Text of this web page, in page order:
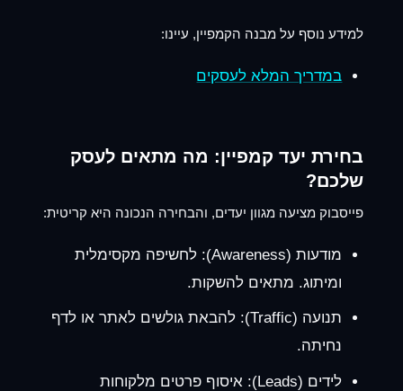
למידע נוסף על מבנה הקמפיין, עיינו:
במדריך המלא לעסקים
בחירת יעד קמפיין: מה מתאים לעסק
שלכם?
פייסבוק מציעה מגוון יעדים, והבחירה הנכונה היא קריטית:
מודעות (Awareness):
לחשיפה מקסימלית
ומיתוג. מתאים להשקות.
תנועה (Traffic):
להבאת גולשים לאתר או לדף
נחיתה.
לידים (Leads):
איסוף פרטים מלקוחות